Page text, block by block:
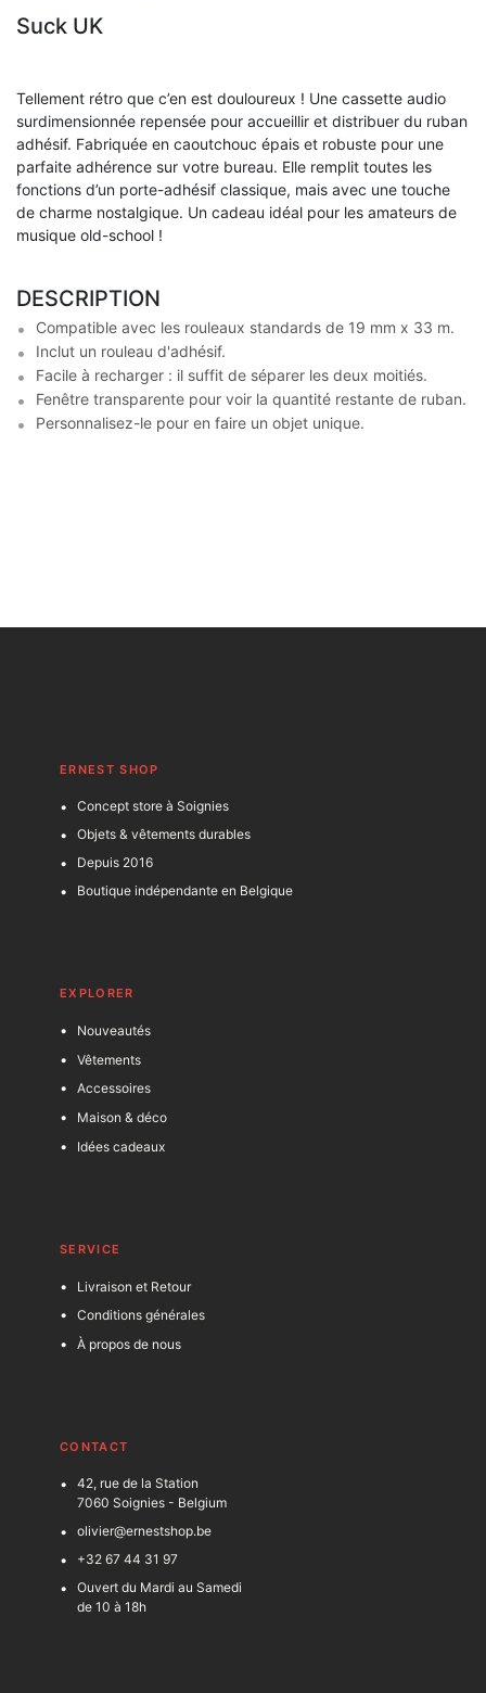
Suck UK
Tellement rétro que c’en est douloureux ! Une cassette audio
surdimensionnée repensée pour accueillir et distribuer du ruban
adhésif. Fabriquée en caoutchouc épais et robuste pour une
parfaite adhérence sur votre bureau. Elle remplit toutes les
fonctions d’un porte-adhésif classique, mais avec une touche
de charme nostalgique. Un cadeau idéal pour les amateurs de
musique old-school !
DESCRIPTION
Compatible avec les rouleaux standards de 19 mm x 33 m.
Inclut un rouleau d'adhésif.
Facile à recharger : il suffit de séparer les deux moitiés.
Fenêtre transparente pour voir la quantité restante de ruban.
Personnalisez-le pour en faire un objet unique.
ERNEST SHOP
Concept store à Soignies
Objets & vêtements durables
Depuis 2016
Boutique indépendante en Belgique
EXPLORER
Nouveautés
Vêtements
Accessoires
Maison & déco
Idées cadeaux
SERVICE
Livraison et Retour
Conditions générales
À propos de nous
CONTACT
42, rue de la Station
7060 Soignies - Belgium
olivier@ernestshop.be
+32 67 44 31 97
Ouvert du Mardi au Samedi
de 10 à 18h